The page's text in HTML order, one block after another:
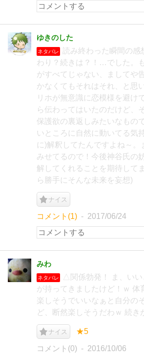
ゆきのした
ネタバレ
読み終わった瞬間の感
わり？続きは？！…でした。
がすべてじゃない、ましてや
かなくてもそれはそれ、と思
リホが無意識に恋模様を避け
ら伝わってはいたのだけど、
保護欲の裏返しみたいなもの
いところに自然に動いてる気
に)解釈してたんですよね～。
みせてるので！今後神谷氏の
解してくれることを期待して
ら勝手にそんな未来を妄想)
ナイス
コメント(1) 2017/06/24
みわ
ネタバレ
△関係勃発！ ま、いい
が持ってきましたけど！ｗ 体
楽しそうでいいなぁと自分の
ど、断然楽しそうだわｗ 続き
ナイス ★5
コメント(0) 2016/10/06